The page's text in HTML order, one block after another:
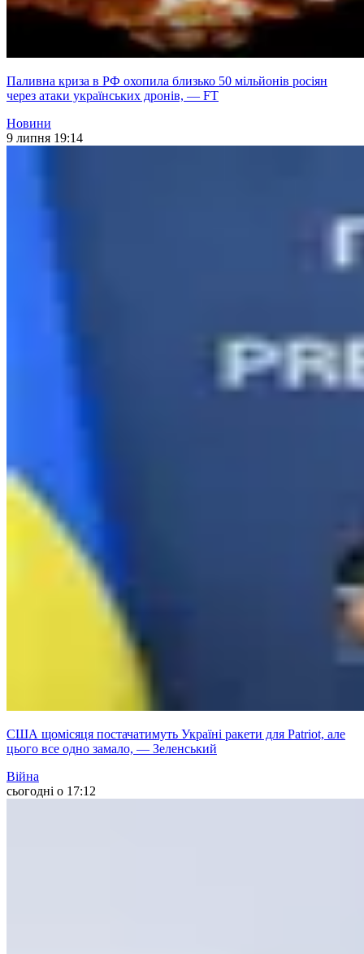
Паливна криза в РФ охопила близько 50 мільйонів росіян
через атаки українських дронів, — FT
Новини
9 липня 19:14
США щомісяця постачатимуть Україні ракети для Patriot, але
цього все одно замало, — Зеленський
Війна
сьогодні о 17:12